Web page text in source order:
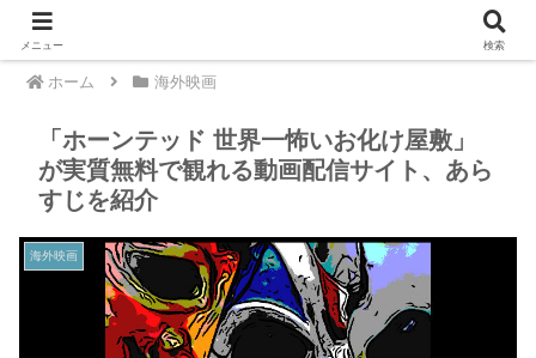
ホーム 海外映画
「ホーンテッド 世界一怖いお化け屋敷」
が実質無料で観れる動画配信サイト、あら
すじを紹介
海外映画
メニュー 検索